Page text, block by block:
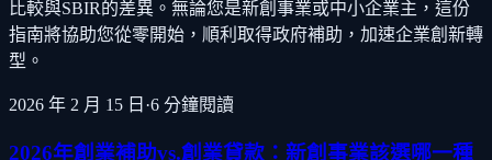
比較與SBIR的差異。無論您是新創事業或中小企業主，這份
指南將協助您從零開始，順利取得政府補助，加速企業創新轉
型。
2026 年 2 月 15 日 ·6 分鐘閱讀
2026年創業補助vs.創業貸款：新創事業該選哪一種